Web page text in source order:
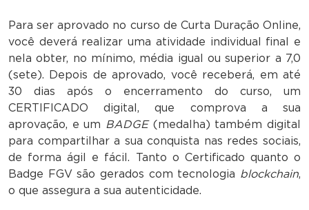
Para ser aprovado no curso de Curta Duração Online,
você deverá realizar uma atividade individual final e
nela obter, no mínimo, média igual ou superior a 7,0
(sete). Depois de aprovado, você receberá, em até
30 dias após o encerramento do curso, um
CERTIFICADO digital, que comprova a sua
aprovação, e um
BADGE (medalha) também digital
para compartilhar a sua conquista nas redes sociais,
de forma ágil e fácil. Tanto o Certificado quanto o
Badge FGV são gerados com tecnologia blockchain,
o que assegura a sua autenticidade.